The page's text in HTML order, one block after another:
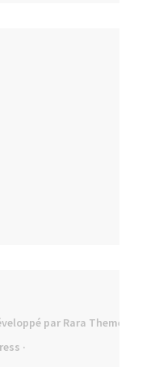
par Rara Theme
·